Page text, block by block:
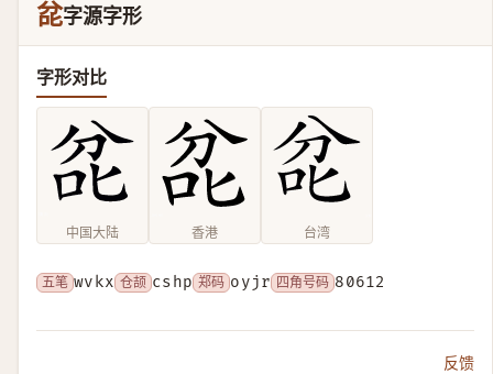
兺字源字形
字形对比
中国大陆 香港 台湾
五笔 wvkx 仓颉 cshp 郑码 oyjr 四角号码 80612
反馈